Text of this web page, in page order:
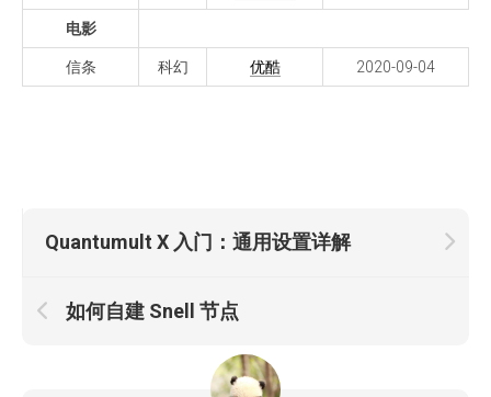
电影
信条 科幻 优酷 2020-09-04
Quantumult X 入门：通用设置详解
如何自建 Snell 节点